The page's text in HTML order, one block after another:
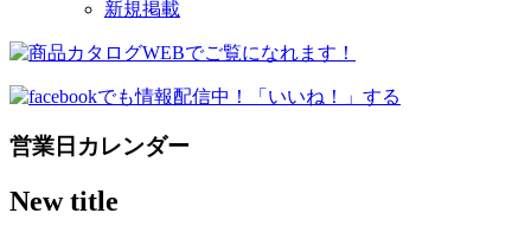
新規掲載
営業日カレンダー
New title